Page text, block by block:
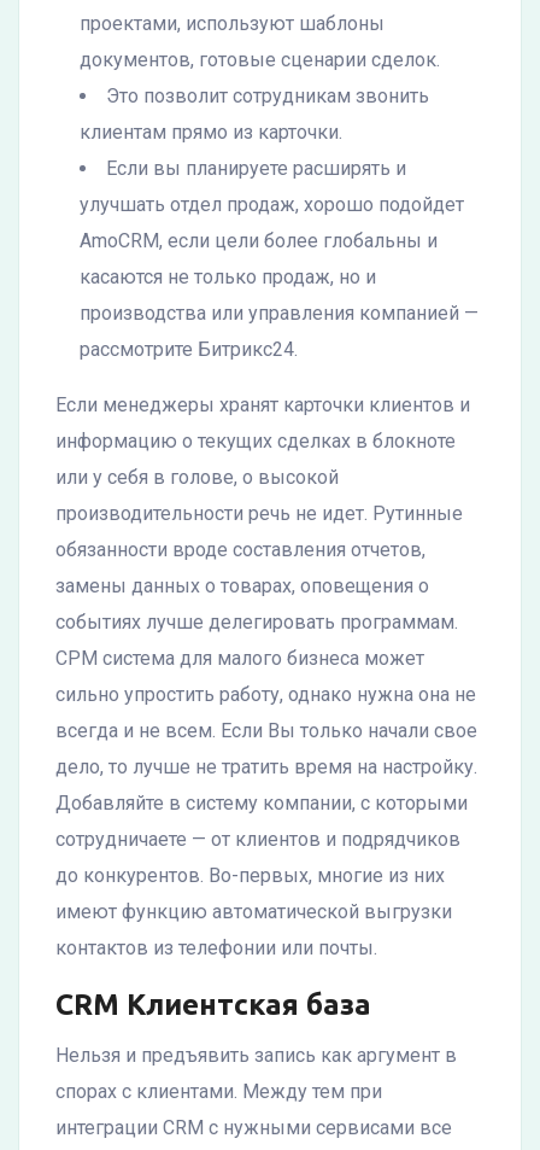
проектами, используют шаблоны
документов, готовые сценарии сделок.
Это позволит сотрудникам звонить
клиентам прямо из карточки.
Если вы планируете расширять и
улучшать отдел продаж, хорошо подойдет
AmoCRM, если цели более глобальны и
касаются не только продаж, но и
производства или управления компанией —
рассмотрите Битрикс24.
Если менеджеры хранят карточки клиентов и
информацию о текущих сделках в блокноте
или у себя в голове, о высокой
производительности речь не идет. Рутинные
обязанности вроде составления отчетов,
замены данных о товарах, оповещения о
событиях лучше делегировать программам.
СРМ система для малого бизнеса может
сильно упростить работу, однако нужна она не
всегда и не всем. Если Вы только начали свое
дело, то лучше не тратить время на настройку.
Добавляйте в систему компании, с которыми
сотрудничаете — от клиентов и подрядчиков
до конкурентов. Во-первых, многие из них
имеют функцию автоматической выгрузки
контактов из телефонии или почты.
CRM Клиентская база
Нельзя и предъявить запись как аргумент в
спорах с клиентами. Между тем при
интеграции CRM с нужными сервисами все